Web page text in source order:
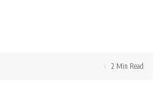
2 Min Read